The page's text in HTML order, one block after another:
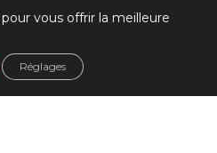
065 580 00034
légales
vous offrir la meilleure
Réglages